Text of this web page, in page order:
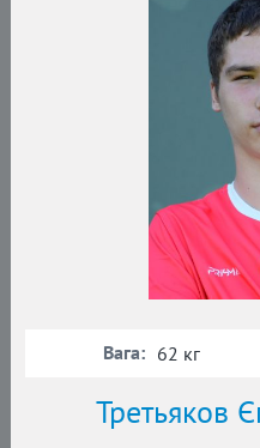
Третьяков
Вага: 62 кг